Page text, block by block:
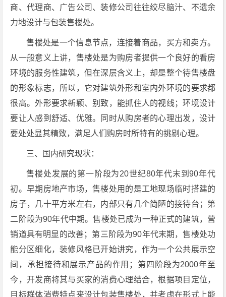
商、代理商、广告公司、装修公司往往绞尽脑汁、不遗余
力地设计与包装售楼处。
售楼处是一个信息节点，连接着商品，买方和卖方。
从一般意义上讲，售楼处是为购房者提供一个良好的看房
环境的服务性建筑，但在深层含义上，却是整个待售楼盘
的形象标志，所以，它对建筑外形和室内外环境的要求都
很高。外形要求新颖、别致，能抓住人的视线；环境设计
要让人感到舒适、优雅。同时从购房者的心理出发，设计
要处处显其精致，满足人们购房时所特有的挑剔心理。
三、国内研究现状：
售楼处发展的第一阶段为20世纪80年代末到90年代
初。早期房地产市场，售楼处用的是工地现场临时搭建的
房子，几十平方米左右，内部只有几个简陋的接待台；第
二阶段为90年代中期。售楼处已成为一种正式的建筑，营
销道具有明显的改善；第三阶段为90年代末期，售楼处功
能分区细化，装修风格已开始讲究，作为一个公共展示空
间，承担接待和展示产品的作用；第四阶段为2000年至
今，开发商将其与买家的消费心理结合，根据项目定位，
目标群体消费特点来设计包装售楼处，并考虑在形式上能